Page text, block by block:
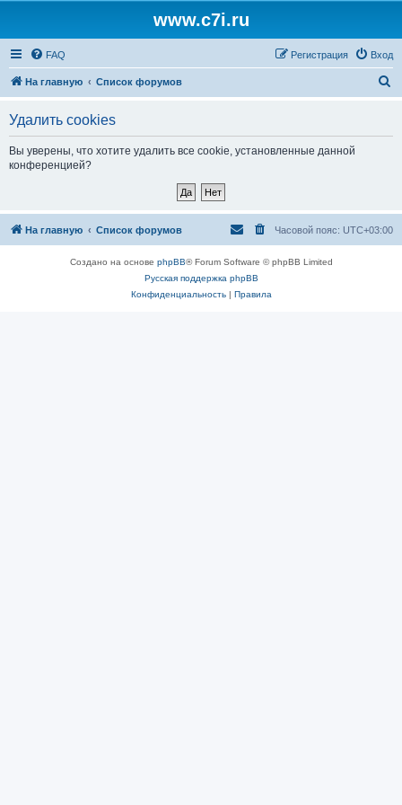
www.c7i.ru
FAQ Вход
Регистрация
На главную Список форумов
Удалить cookies
Вы уверены, что хотите удалить все cookie, установленные данной
конференцией?
На главную Список форумов Часовой пояс: UTC+03:00
Создано на основе phpBB® Forum Software © phpBB Limited
Русская поддержка phpBB
Конфиденциальность| Правила